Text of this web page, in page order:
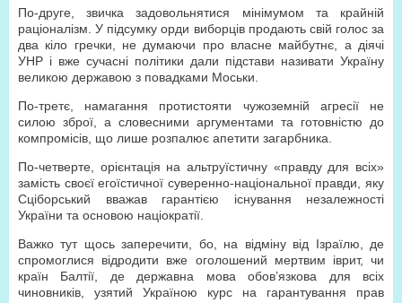
По-друге, звичка задовольнятися мінімумом та крайній
раціоналізм. У підсумку орди виборців продають свій голос за
два кіло гречки, не думаючи про власне майбутнє, а діячі
УНР і вже сучасні політики дали підстави називати Україну
великою державою з повадками Моськи.
По-третє, намагання протистояти чужоземній агресії не
силою зброї, а словесними аргументами та готовністю до
компромісів, що лише розпалює апетити загарбника.
По-четверте, орієнтація на альтруїстичну «правду для всіх»
замість своєї егоїстичної суверенно-національної правди, яку
Сціборський вважав гарантією існування незалежності
України та основою націократії.
Важко тут щось заперечити, бо, на відміну від Ізраїлю, де
спромоглися відродити вже оголошений мертвим іврит, чи
країн Балтії, де державна мова обов’язкова для всіх
чиновників, узятий Україною курс на гарантування прав